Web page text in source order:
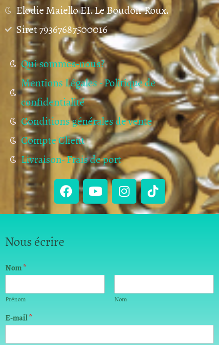
Elodie Maiello EI. Le Boudoir Roux.
Siret 79367687500016
Qui sommes-nous?
Mentions Légales - Politique de
confidentialité
Conditions générales de vente
Compte Client
Livraison- Frais de port
Nous écrire
Nom*
Prénom Nom
m
e
s
E-mail*